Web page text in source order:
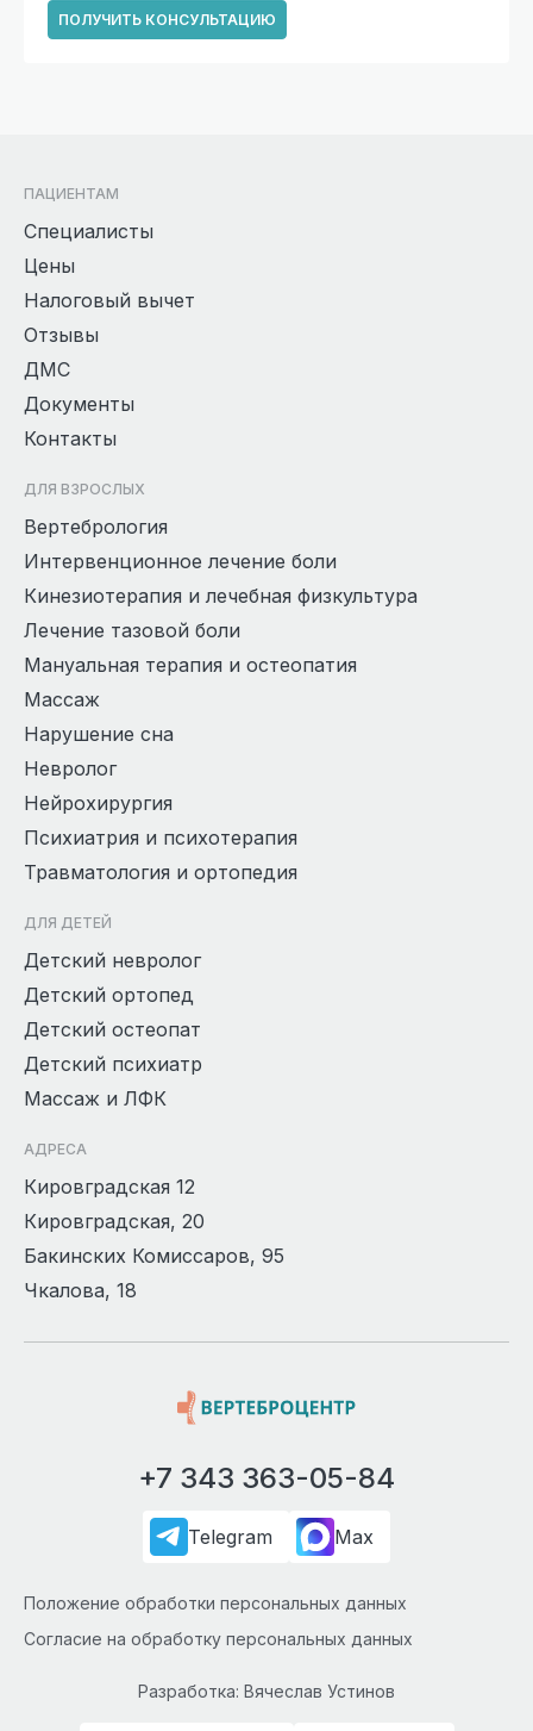
ПОЛУЧИТЬ КОНСУЛЬТАЦИЮ
ПАЦИЕНТАМ
Специалисты
Цены
Налоговый вычет
Отзывы
ДМС
Документы
Контакты
ДЛЯ ВЗРОСЛЫХ
Вертебрология
Интервенционное лечение боли
Кинезиотерапия и лечебная физкультура
Лечение тазовой боли
Мануальная терапия и остеопатия
Массаж
Нарушение сна
Невролог
Нейрохирургия
Психиатрия и психотерапия
Травматология и ортопедия
ДЛЯ ДЕТЕЙ
Детский невролог
Детский ортопед
Детский остеопат
Детский психиатр
Массаж и ЛФК
АДРЕСА
Кировградская 12
Кировградская, 20
Бакинских Комиссаров, 95
Чкалова, 18
+7 343 363-05-84
Telegram Max
Положение обработки персональных данных
Согласие на обработку персональных данных
Разработка: Вячеслав Устинов